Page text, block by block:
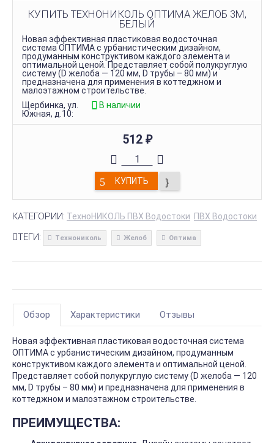
КУПИТЬ ТЕХНОНИКОЛЬ ОПТИМА ЖЕЛОБ 3М,
БЕЛЫЙ
Новая эффективная пластиковая водосточная
система ОПТИМА с урбанистическим дизайном,
продуманным конструктивом каждого элемента и
оптимальной ценой. Представляет собой полукруглую
систему (D желоба — 120 мм, D трубы – 80 мм) и
предназначена для применения в коттеджном и
малоэтажном строительстве.
Щербинка, ул.
Южная, д.10:
В наличии
512 ₽
КУПИТЬ
КАТЕГОРИИ: ТехноНИКОЛЬ ПВХ Водостоки ПВХ Водостоки
ТЕГИ: Технониколь Желоб Оптима
Обзор Характеристики Отзывы
Новая эффективная пластиковая водосточная система
ОПТИМА с урбанистическим дизайном, продуманным
конструктивом каждого элемента и оптимальной ценой.
Представляет собой полукруглую систему (D желоба — 120
мм, D трубы – 80 мм) и предназначена для применения в
коттеджном и малоэтажном строительстве.
ПРЕИМУЩЕСТВА: